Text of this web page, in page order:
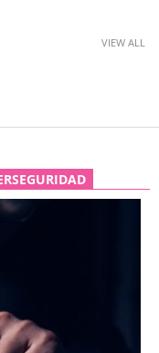
VIEW ALL